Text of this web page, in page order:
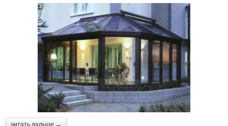
читать дальше →